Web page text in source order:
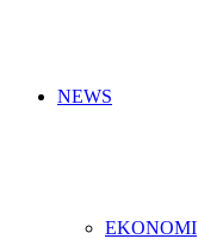
NEWS
EKONOMI